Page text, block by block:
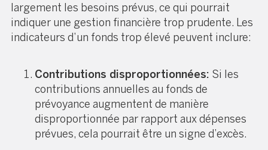
largement les besoins prévus, ce qui pourrait
indiquer une gestion financière trop prudente. Les
indicateurs d’un fonds trop élevé peuvent inclure:
Contributions disproportionnées: Si les
contributions annuelles au fonds de
prévoyance augmentent de manière
disproportionnée par rapport aux dépenses
prévues, cela pourrait être un signe d’excès.